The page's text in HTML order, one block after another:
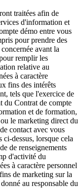
traitées afin de
d'information et
démo entre vous
pour prendre des
avant la
remplir les
relative au
à caractère
fins des intérêts
tels que l'exercice de
du Contrat de compte
et de formation,
le marketing direct du
contact avec vous
ci-dessus, lorsque cela
de renseignements
d'activité du
à caractère personnel
de marketing sur la
au responsable du